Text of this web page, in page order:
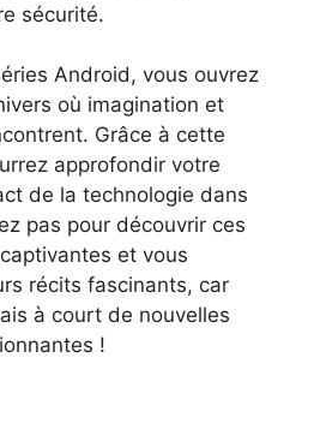
sécurité.
Android, vous ouvrez
où imagination et
Grâce à cette
approfondir votre
de la technologie dans
pas pour découvrir ces
et vous
récits fascinants, car
à court de nouvelles
!